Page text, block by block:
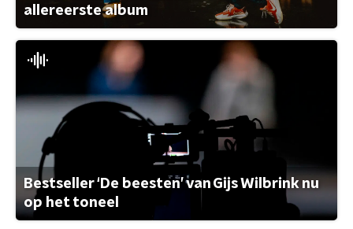
allereerste album
Bestseller ‘De beesten’ van Gijs Wilbrink nu
op het toneel